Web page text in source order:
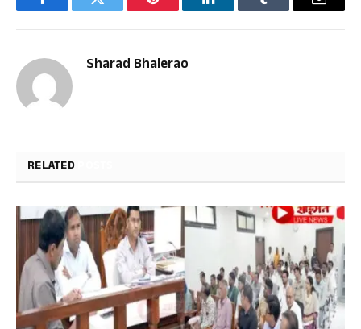
FacebookTwitter Pinterest LinkedInTumblr Email
Sharad Bhalerao
RELATED